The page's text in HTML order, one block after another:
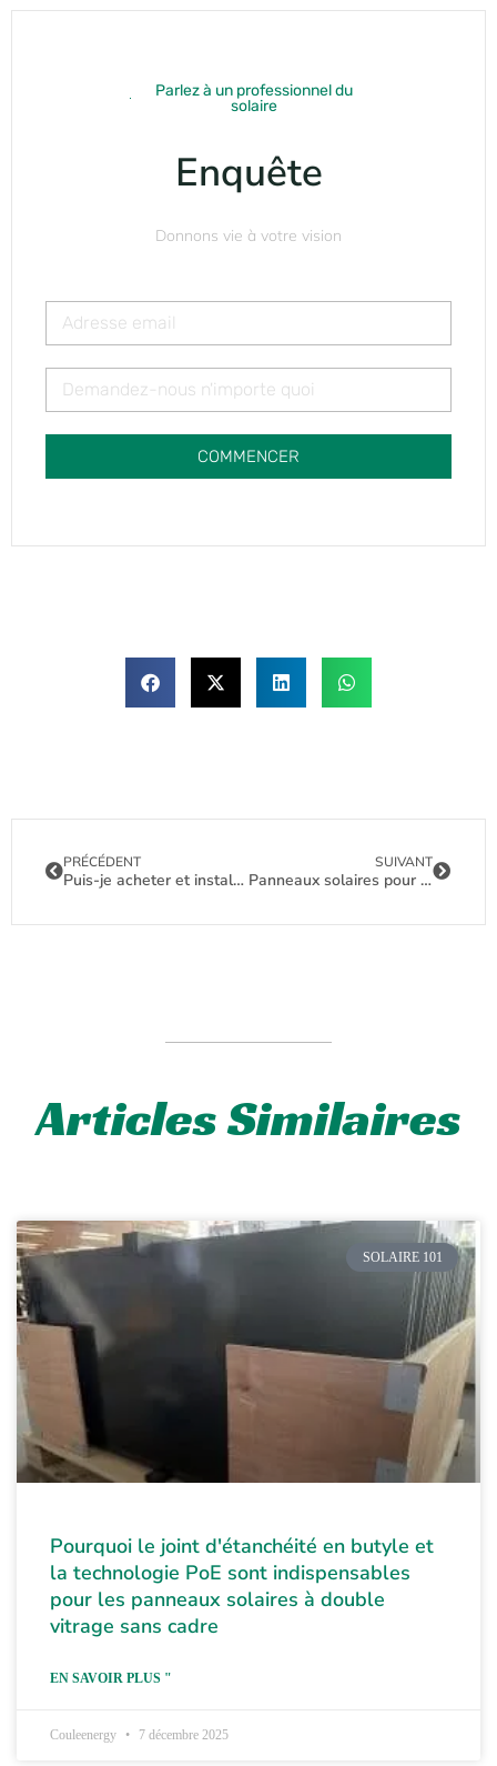
Parlez à un professionnel du
solaire
Enquête
Donnons vie à votre vision
COMMENCER
PRÉCÉDENT
Puis-je acheter et installer mon propre système solaire ?
SUIVANT
Panneaux solaires pour cabanes hors réseau : comment choisir la puissance, la tension et le type de module
Articles Similaires
SOLAIRE 101
Pourquoi le joint d'étanchéité en butyle et
la technologie PoE sont indispensables
pour les panneaux solaires à double
vitrage sans cadre
EN SAVOIR PLUS "
Couleenergy 7 décembre 2025